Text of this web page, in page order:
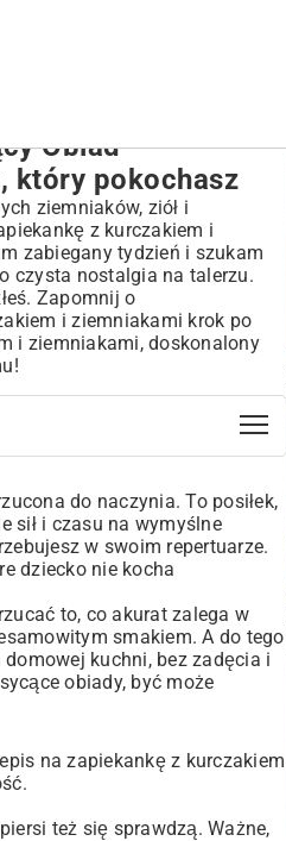
Obiad
który pokochasz
ziemniaków, ziół i
z kurczakiem i
zabiegany tydzień i szukam
czysta nostalgia na talerzu.
Zapomnij o
i ziemniakami krok po
i ziemniakami, doskonalony
do naczynia. To posiłek,
sił i czasu na wymyślne
w swoim repertuarze.
dziecko nie kocha
to, co akurat zalega w
smakiem. A do tego
kuchni, bez zadęcia i
obiady, być może
na zapiekankę z kurczakiem
też się sprawdzą. Ważne,